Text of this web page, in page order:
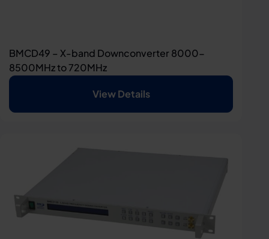
BMCD49 – X-band Downconverter 8000-
8500MHz to 720MHz
View Details